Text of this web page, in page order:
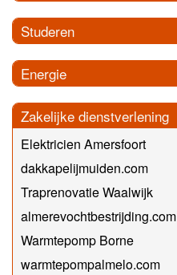
Studeren
Energie
Zakelijke dienstverlening
Elektricien Amersfoort
dakkapelijmuiden.com
Traprenovatie Waalwijk
almerevochtbestrijding.com
Warmtepomp Borne
warmtepompalmelo.com